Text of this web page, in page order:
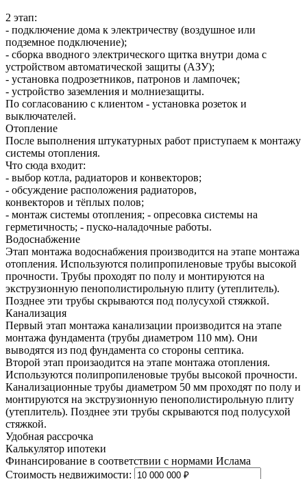
2 этап:
- подключение дома к электричеству (воздушное или
подземное подключение);
- сборка вводного электрического щитка внутри дома с
устройством автоматической защиты (АЗУ);
- установка подрозетников, патронов и лампочек;
- устройство заземления и молниезащиты.
По согласованию с клиентом - установка розеток и
выключателей.
Отопление
После выполнения штукатурных работ приступаем к монтажу
системы отопления.
Что сюда входит:
- выбор котла, радиаторов и конвекторов;
- обсуждение расположения радиаторов,
конвекторов и тёплых полов;
- монтаж системы отопления; - опресовка системы на
герметичность; - пуско-наладочные работы.
Водоснабжение
Этап монтажа водоснабжения производится на этапе монтажа
отопления. Используются полипропиленовые трубы высокой
прочности. Трубы проходят по полу и монтируются на
экструзионную пенополистирольную плиту (утеплитель).
Позднее эти трубы скрываются под полусухой стяжкой.
Канализация
Первый этап монтажа канализации производится на этапе
монтажа фундамента (трубы диаметром 110 мм). Они
выводятся из под фундамента со стороны септика.
Второй этап произаодится на этапе монтажа отопления.
Используются полипропиленовые трубы высокой прочности.
Канализационные трубы диаметром 50 мм проходят по полу и
монтируются на экструзионную пенополистирольную плиту
(утеплитель). Позднее эти трубы скрываются под полусухой
стяжкой.
Удобная рассрочка
Калькулятор ипотеки
Финансирование в соответствии с нормами Ислама
Стоимость недвижимости: